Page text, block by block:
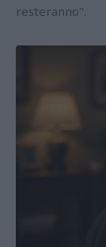
resteranno".